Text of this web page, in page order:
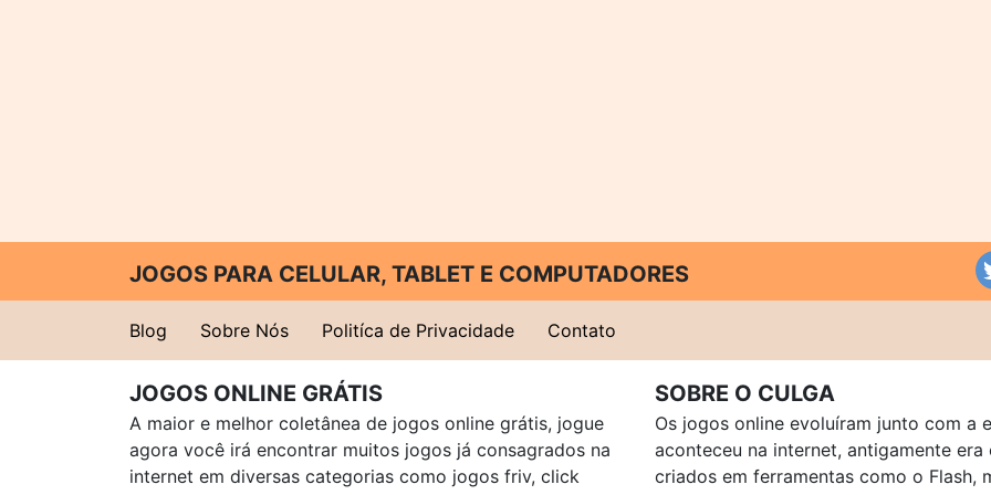
JOGOS PARA CELULAR, TABLET E COMPUTADORES
Blog Sobre Nós Politíca de Privacidade Contato
JOGOS ONLINE GRÁTIS
A maior e melhor coletânea de jogos online grátis, jogue
agora você irá encontrar muitos jogos já consagrados na
internet em diversas categorias como jogos friv, click
SOBRE O CULGA
Os jogos online evoluíram junto com a
aconteceu na internet, antigamente
criados em ferramentas como o Flash,